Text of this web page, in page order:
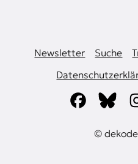
Newsletter Suche
©